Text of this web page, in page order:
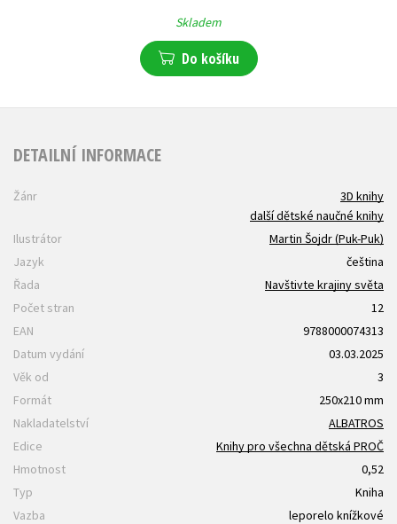
Skladem
Do košíku
DETAILNÍ INFORMACE
Žánr
3D knihy
další dětské naučné knihy
Ilustrátor
Martin Šojdr (Puk-Puk)
Jazyk
čeština
Řada
Navštivte krajiny světa
Počet stran
12
EAN
9788000074313
Datum vydání
03.03.2025
Věk od
3
Formát
250x210 mm
Nakladatelství
ALBATROS
Edice
Knihy pro všechna dětská PROČ
Hmotnost
0,52
Typ
Kniha
Vazba
leporelo knížkové